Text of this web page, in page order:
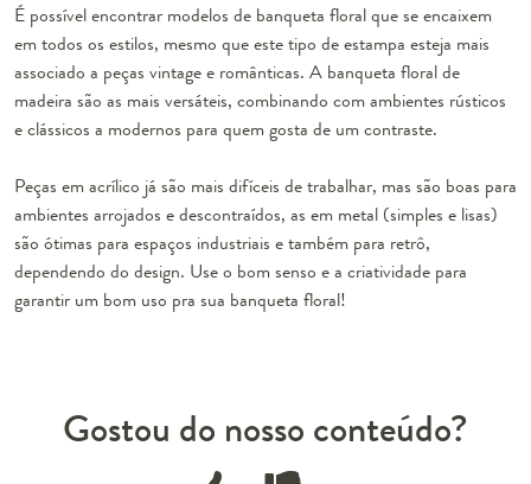
É possível encontrar modelos de banqueta floral que se encaixem
em todos os estilos, mesmo que este tipo de estampa esteja mais
associado a peças vintage e românticas. A banqueta floral de
madeira são as mais versáteis, combinando com ambientes rústicos
e clássicos a modernos para quem gosta de um contraste.
Peças em acrílico já são mais difíceis de trabalhar, mas são boas para
ambientes arrojados e descontraídos, as em metal (simples e lisas)
são ótimas para espaços industriais e também para retrô,
dependendo do design. Use o bom senso e a criatividade para
garantir um bom uso pra sua banqueta floral!
Gostou do nosso conteúdo?